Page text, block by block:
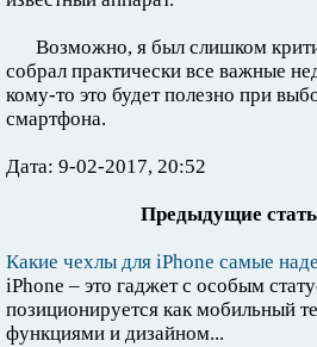
Возможно, я был слишком
собрал практически все важные
кому-то это будет полезно при
смартфона.
Дата: 9-02-2017, 20:52
Предыдущие
Какие чехлы для iPhone самые
iPhone – это гаджет с особым
позиционируется как мобильный
функциями и дизайном...